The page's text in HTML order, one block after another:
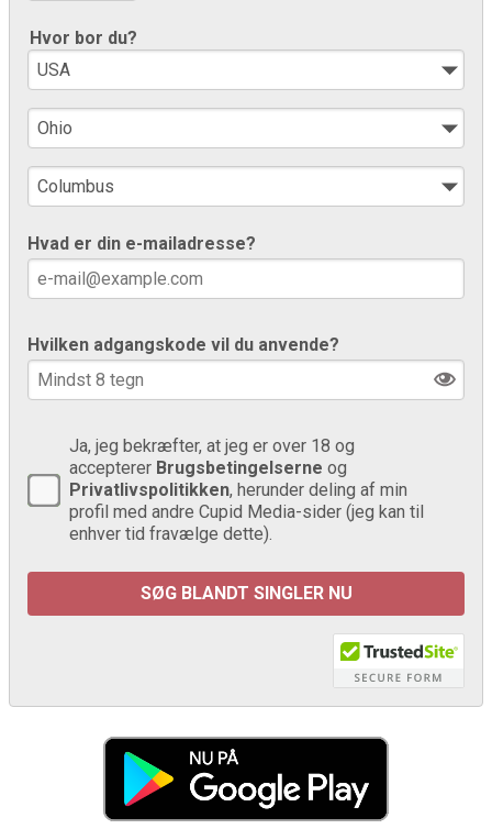
Hvor bor du?
Hvad er din e-mailadresse?
Hvilken adgangskode vil du anvende?
Ja, jeg bekræfter, at jeg er over 18 og
accepterer Brugsbetingelserne og
Privatlivspolitikken, herunder deling af min
profil med andre Cupid Media-sider (jeg kan til
enhver tid fravælge dette).